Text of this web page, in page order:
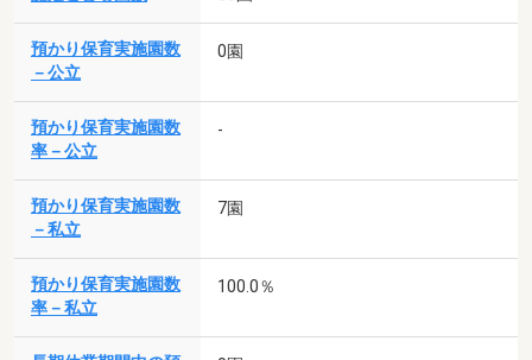
預かり保育実施園数
－公立
0園
預かり保育実施園数
率－公立
-
預かり保育実施園数
－私立
7園
預かり保育実施園数
率－私立
100.0％